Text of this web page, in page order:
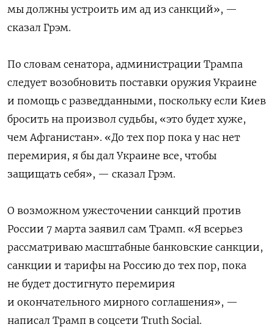
мы должны устроить им ад из санкций», —
сказал Грэм.
По словам сенатора, администрации Трампа
следует возобновить поставки оружия Украине
и помощь с разведданными, поскольку если Киев
бросить на произвол судьбы, «это будет хуже,
чем Афганистан». «До тех пор пока у нас нет
перемирия, я бы дал Украине все, чтобы
защищать себя», — сказал Грэм.
О возможном ужесточении санкций против
России 7 марта заявил сам Трамп. «Я всерьез
рассматриваю масштабные банковские санкции,
санкции и тарифы на Россию до тех пор, пока
не будет достигнуто перемирия
и окончательного мирного соглашения», —
написал Трамп в соцсети Truth Social.